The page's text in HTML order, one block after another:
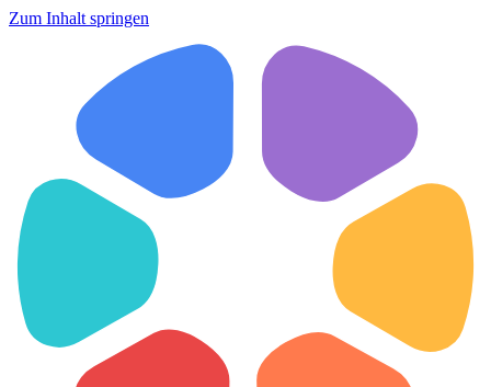
Zum Inhalt springen